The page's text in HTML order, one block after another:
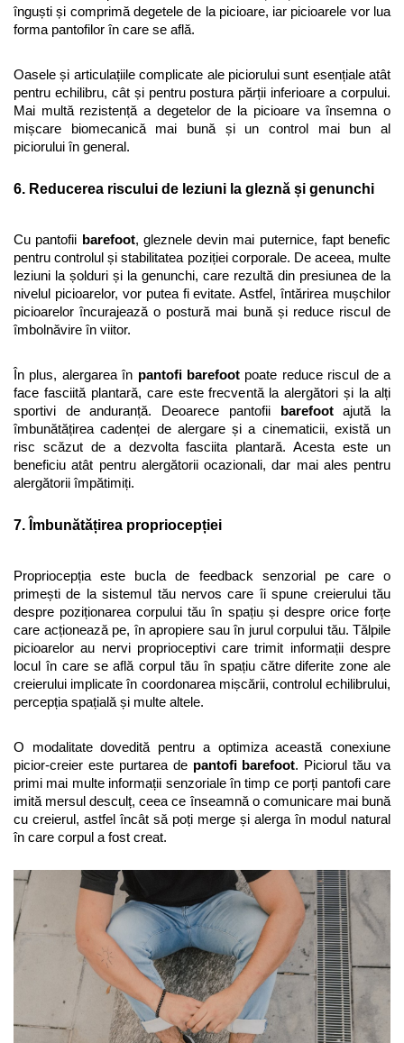
înguști și comprimă degetele de la picioare, iar picioarele vor lua
forma pantofilor în care se află.
Oasele și articulațiile complicate ale piciorului sunt esențiale atât
pentru echilibru, cât și pentru postura părții inferioare a corpului.
Mai multă rezistență a degetelor de la picioare va însemna o
mișcare biomecanică mai bună și un control mai bun al
piciorului în general.
6. Reducerea riscului de leziuni la gleznă și genunchi
Cu pantofii barefoot, gleznele devin mai puternice, fapt benefic
pentru controlul și stabilitatea poziției corporale. De aceea, multe
leziuni la șolduri și la genunchi, care rezultă din presiunea de la
nivelul picioarelor, vor putea fi evitate. Astfel, întărirea mușchilor
picioarelor încurajează o postură mai bună și reduce riscul de
îmbolnăvire în viitor.
În plus, alergarea în pantofi barefoot poate reduce riscul de a
face fasciită plantară, care este frecventă la alergători și la alți
sportivi de anduranță. Deoarece pantofii
barefoot ajută la
îmbunătățirea cadenței de alergare și a cinematicii, există un
risc scăzut de a dezvolta fasciita plantară. Acesta este un
beneficiu atât pentru alergătorii ocazionali, dar mai ales pentru
alergătorii împătimiți.
7. Îmbunătățirea propriocepției
Propriocepția este bucla de feedback senzorial pe care o
primești de la sistemul tău nervos care îi spune creierului tău
despre poziționarea corpului tău în spațiu și despre orice forțe
care acționează pe, în apropiere sau în jurul corpului tău. Tălpile
picioarelor au nervi proprioceptivi care trimit informații despre
locul în care se află corpul tău în spațiu către diferite zone ale
creierului implicate în coordonarea mișcării, controlul echilibrului,
percepția spațială și multe altele.
O modalitate dovedită pentru a optimiza această conexiune
picior-creier este purtarea de pantofi barefoot. Piciorul tău va
primi mai multe informații senzoriale în timp ce porți pantofi care
imită mersul desculț, ceea ce înseamnă o comunicare mai bună
cu creierul, astfel încât să poți merge și alerga în modul natural
în care corpul a fost creat.